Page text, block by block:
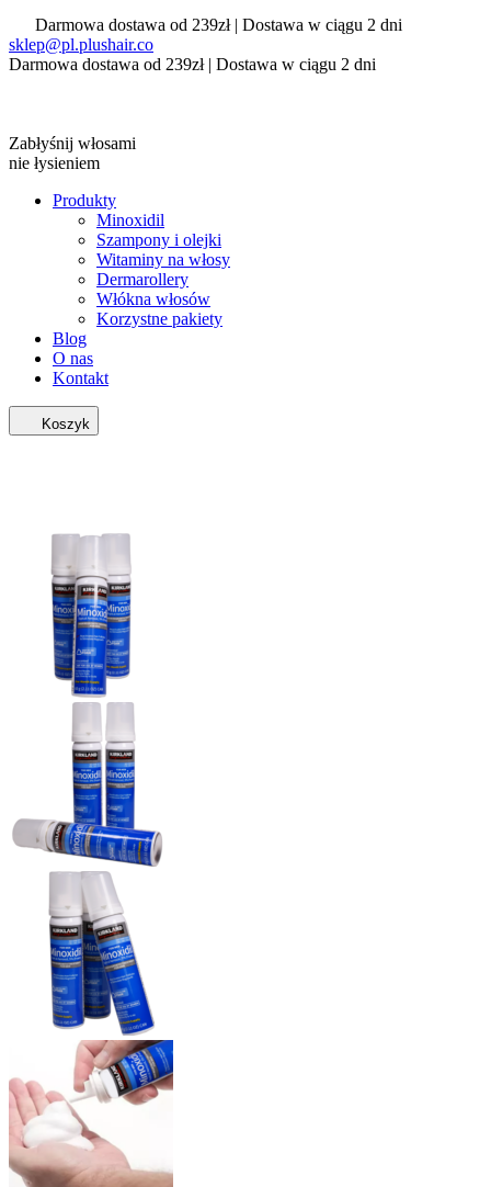
Darmowa dostawa od 239zł | Dostawa w ciągu 2 dni
sklep@pl.plushair.co
Darmowa dostawa od 239zł | Dostawa w ciągu 2 dni
Zabłyśnij włosami
nie łysieniem
Produkty
Minoxidil
Szampony i olejki
Witaminy na włosy
Dermarollery
Włókna włosów
Korzystne pakiety
Blog
O nas
Kontakt
Koszyk